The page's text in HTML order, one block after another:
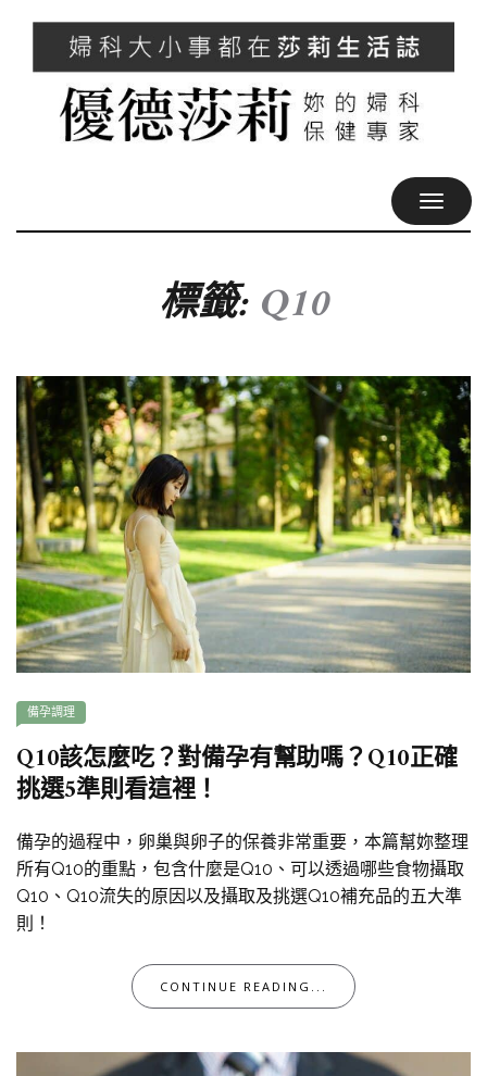
標籤:Q10
備孕調理
Q10該怎麼吃？對備孕有幫助嗎？Q10正確
挑選5準則看這裡！
備孕的過程中，卵巢與卵子的保養非常重要，本篇幫妳整理
所有Q10的重點，包含什麼是Q10、可以透過哪些食物攝取
Q10、Q10流失的原因以及攝取及挑選Q10補充品的五大準
則！
CONTINUE READING...